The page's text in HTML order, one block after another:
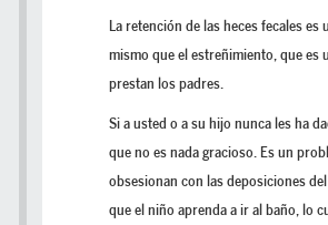
La retención de las heces fecales
mismo que el estreñimiento, que es
prestan los padres.
Si a usted o a su hijo nunca les ha
que no es nada gracioso. Es un
obsesionan con las deposiciones
que el niño aprenda a ir al baño, lo